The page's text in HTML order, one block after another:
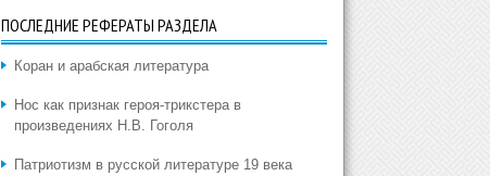
ПОСЛЕДНИЕ РЕФЕРАТЫ РАЗДЕЛА
Коран и арабская литература
Нос как признак героя-трикстера в
произведениях Н.В. Гоголя
Патриотизм в русской литературе 19 века